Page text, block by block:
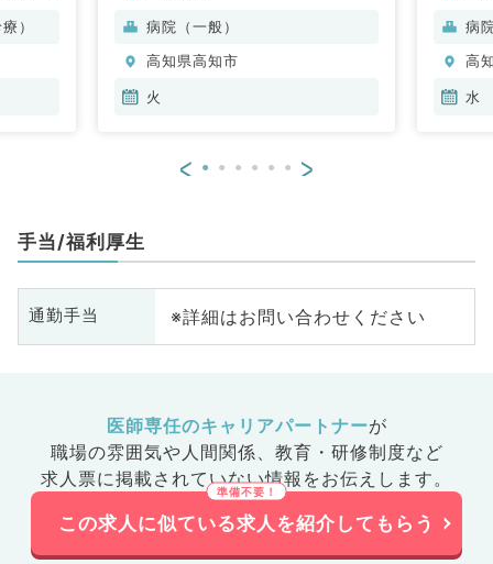
皮膚
）
病院（一般）
高知県高知市
火
病
高
水
< >
手当/福利厚生
通勤手当 ※詳細はお問い合わせください
医師専任のキャリアパートナーが
職場の雰囲気や人間関係、 教育・研修制度など
求人票に掲載されていない情報をお伝えします。
この求人に似ている求人を紹介してもらう